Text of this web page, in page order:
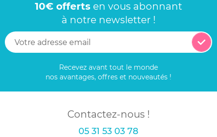
10€ offerts en vous abonnant
à notre newsletter !
Recevez avant tout le monde
nos avantages, offres et nouveautés !
Contactez-nous !
05 31 53 03 78